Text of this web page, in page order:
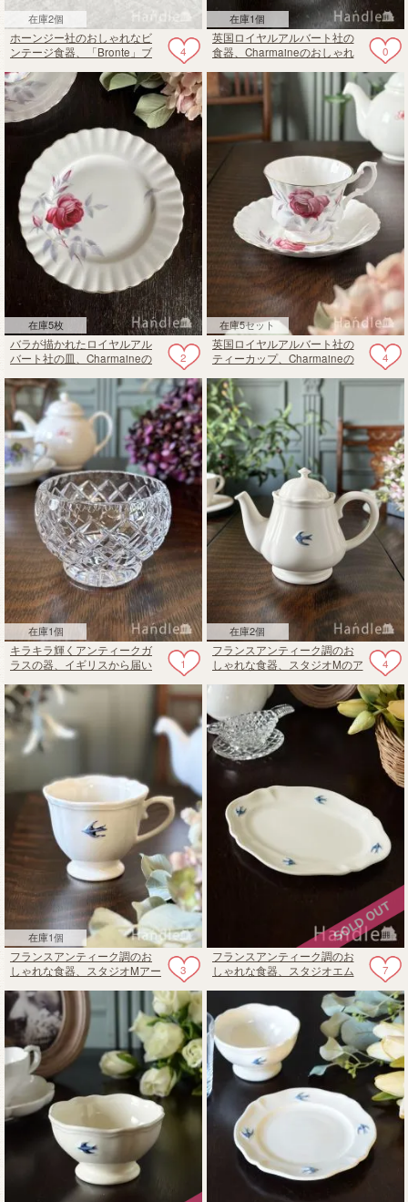
在庫2個
4
ホーンジー社のおしゃれなビ
ンテージ食器、「Bronte」ブ
ット
在庫1個
0
英国ロイヤルアルバート社の
食器、Charmaineのおしゃれ
在庫5枚
2
バラが描かれたロイヤルアル
バート社の皿、Charmaineの
在庫5セット
4
英国ロイヤルアルバート社の
ティーカップ、Charmaineの
在庫1個
1
キラキラ輝くアンティークガ
ラスの器、イギリスから届い
在庫2個
4
フランスアンティーク調のお
しゃれな食器、スタジオMのア
在庫1個
3
フランスアンティーク調のお
しゃれな食器、スタジオMアー
7
フランスアンティーク調のお
しゃれな食器、スタジオエム
ド・オーバルプレートＬ）